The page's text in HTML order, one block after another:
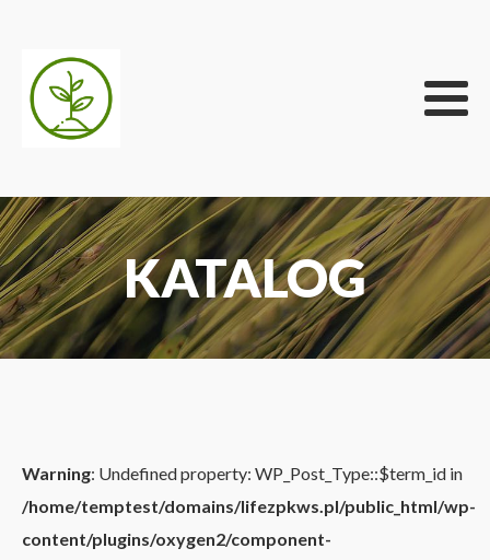
KATALOG
Warning: Undefined property: WP_Post_Type::$term_id in
/home/temptest/domains/lifezpkws.pl/public_html/wp-
content/plugins/oxygen2/component-